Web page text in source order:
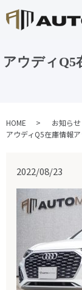
アウディQ5
HOME
お知らせ
アウディQ5在庫情報
2022/08/23